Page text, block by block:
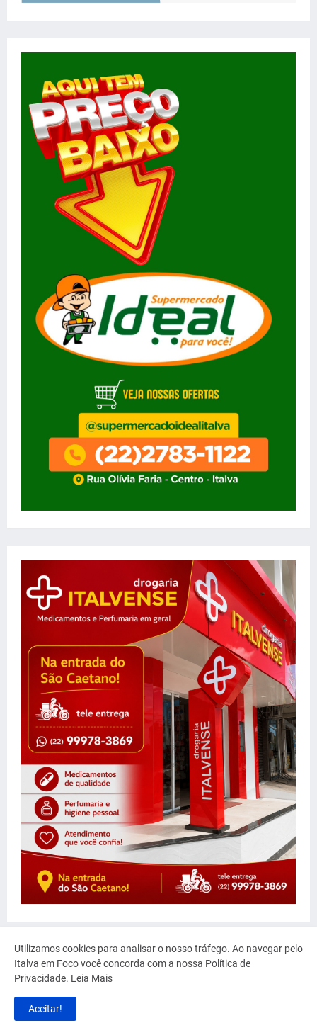
Utilizamos cookies para analisar o nosso tráfego. Ao navegar pelo
Italva em Foco você concorda com a nossa Política de
Privacidade. Leia Mais
Aceitar!